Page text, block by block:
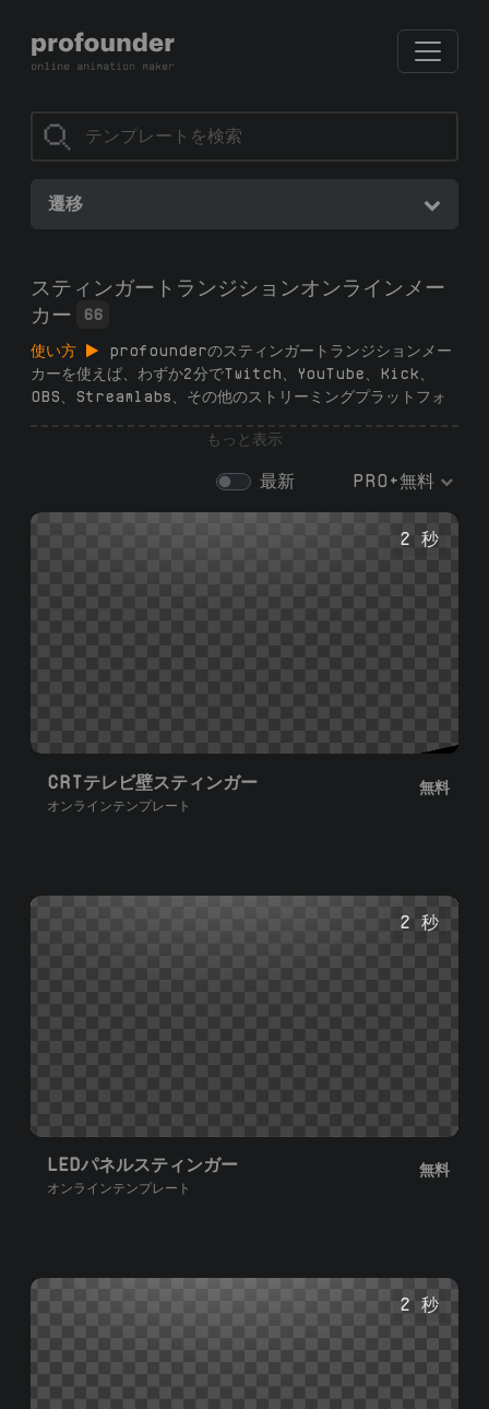
遷移
スティンガートランジションオンラインメー
カー
66
使い方
profounderのスティンガートランジションメー
カーを使えば、わずか2分でTwitch、YouTube、Kick、
OBS、Streamlabs、その他のストリーミングプラットフォ
成できます — サブスクリプション不要、ソフトウェア不要、
ンガートランジションテンプレートを選び、テキストと色をカ
スタマイズし、透明な背景またはグリーンスクリーンの
もっと表示
最新 PRO+無料
2 秒
CRTテレビ壁スティンガー
オンラインテンプレート
無料
2 秒
LEDパネルスティンガー
オンラインテンプレート
無料
2 秒